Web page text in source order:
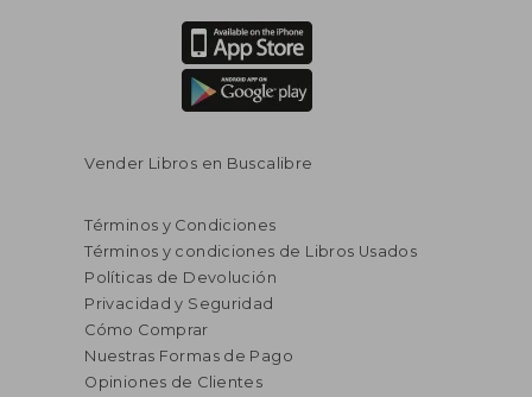
Vender Libros en Buscalibre
Términos y Condiciones
Términos y condiciones de Libros Usados
Políticas de Devolución
Privacidad y Seguridad
Cómo Comprar
Nuestras Formas de Pago
Opiniones de Clientes